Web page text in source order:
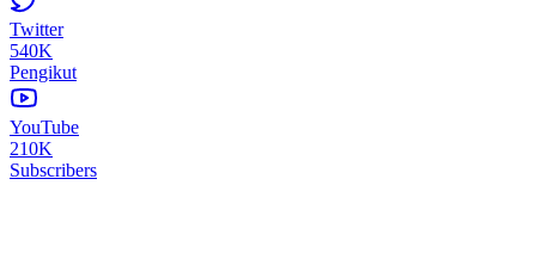
Twitter
540K
Pengikut
YouTube
210K
Subscribers